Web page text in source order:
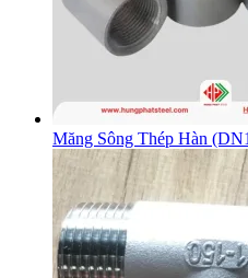
Măng Sông Thép Hàn